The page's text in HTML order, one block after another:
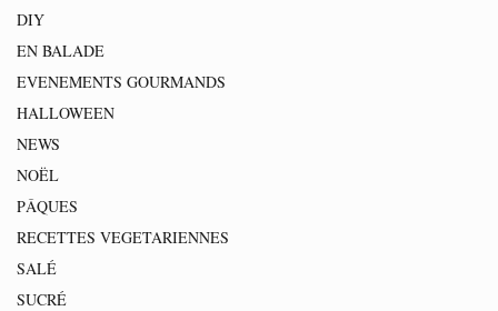
DIY
EN BALADE
EVENEMENTS GOURMANDS
HALLOWEEN
NEWS
NOËL
PÂQUES
RECETTES VEGETARIENNES
SALÉ
SUCRÉ